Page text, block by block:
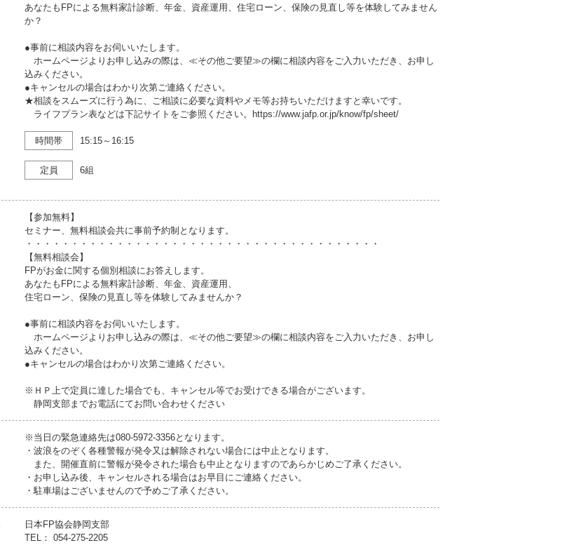
あなたもFPによる無料家計診断、年金、資産運用、住宅ローン、保険の見直し等を体験してみません
か？
●事前に相談内容をお伺いいたします。
ホームページよりお申し込みの際は、≪その他ご要望≫の欄に相談内容をご入力いただき、お申し
込みください。
●キャンセルの場合はわかり次第ご連絡ください。
★相談をスムーズに行う為に、ご相談に必要な資料やメモ等お持ちいただけますと幸いです。
ライフプラン表などは下記サイトをご参照ください。https://www.jafp.or.jp/know/fp/sheet/
時間帯 15:15～16:15
定員 6組
【参加無料】
セミナー、無料相談会共に事前予約制となります。
・・・・・・・・・・・・・・・・・・・・・・・・・・・・・・・・・・・・・・・
【無料相談会】
FPがお金に関する個別相談にお答えします。
あなたもFPによる無料家計診断、年金、資産運用、
住宅ローン、保険の見直し等を体験してみませんか？
●事前に相談内容をお伺いいたします。
ホームページよりお申し込みの際は、≪その他ご要望≫の欄に相談内容をご入力いただき、お申し
込みください。
●キャンセルの場合はわかり次第ご連絡ください。
※ＨＰ上で定員に達した場合でも、キャンセル等でお受けできる場合がございます。
静岡支部までお電話にてお問い合わせください
※当日の緊急連絡先は080-5972-3356となります。
・波浪をのぞく各種警報が発令又は解除されない場合には中止となります。
また、開催直前に警報が発令された場合も中止となりますのであらかじめご了承ください。
・お申し込み後、キャンセルされる場合はお早目にご連絡ください。
・駐車場はございませんので予めご了承ください。
日本FP協会静岡支部
TEL： 054-275-2205